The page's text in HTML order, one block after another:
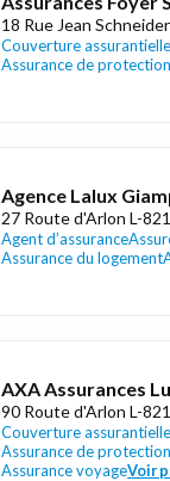
18 Rue Jean
Couverture assurantielle
Assurance de
Agence Lalux
27 Route d'Arlon L-
Agent d’assurance
Assurance du logement
AXA Assurances
90 Route d'Arlon L-
Couverture assurantielle
Assurance de
Assurance voyageVoir